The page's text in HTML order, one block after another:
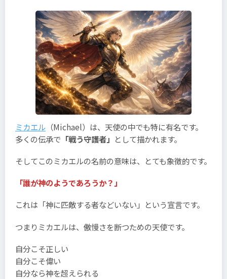
ミカエル （Michael）は、天使の中でも特に有名です。
多くの伝承で 「戦う守護者」 として描かれます。
そしてこのミカエルの名前の意味は、とても象徴的です。
「誰が神のようであろうか？」
これは「神に匹敵する者などいない」という宣言です。
つまりミカエルは、傲慢さを断つための天使です。
自分こそ正しい
自分こそ偉い
自分なら神を超えられる